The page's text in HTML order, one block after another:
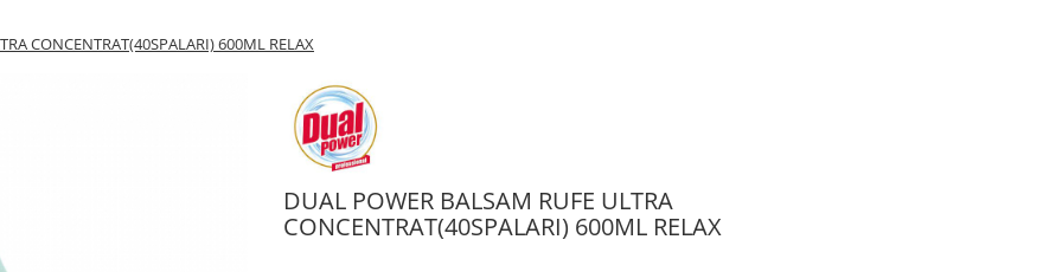
CONCENTRAT(40SPALARI) 600ML RELAX
DUAL POWER BALSAM RUFE ULTRA
CONCENTRAT(40SPALARI) 600ML RELAX